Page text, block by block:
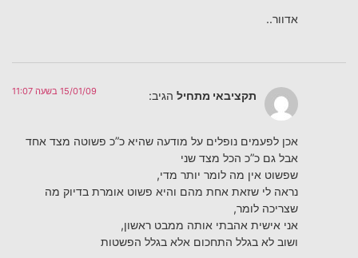
אדוור..
תקציבאי מתחיל הגיב: 15/01/09 בשעה 11:07
אכן לפעמים נופלים על מודעה שהיא כ”כ פשוטה מצד אחד
אבל גם כ”כ הכל מצד שני
שפשוט אין מה לומר יותר מדי,
נראה לי שזאת אחת מהם והיא פשוט אומרת בדיוק מה
שצריכה לומר,
אני אישית אהבתי אותה ממבט ראשון,
ושוב לא בגלל התחכום אלא בגלל הפשטות